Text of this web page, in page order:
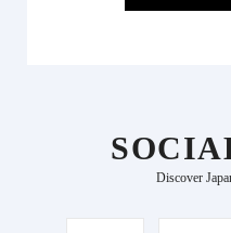
Discover